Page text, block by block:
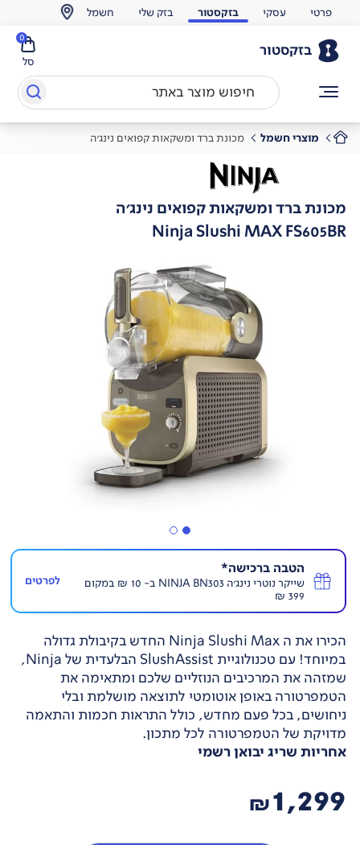
פרטי עסקי בזקסטור בזק שלי חשמל
בזקסטור
סל
0
מוצרי חשמל מכונת ברד ומשקאות קפואים נינג'ה
מכונת ברד ומשקאות קפואים נינג'ה
Ninja Slushi MAX FS605BR
הטבה ברכישה*
שייקר נוטרי נינג'ה NINJA BN303 ב- 10 ₪ במקום
399 ₪
לפרטים
הכירו את ה Ninja Slushi Max החדש בקיבולת גדולה
במיוחד! עם טכנולוגיית SlushAssist הבלעדית של Ninja,
שמזהה את המרכיבים הנוזליים שלכם ומתאימה את
הטמפרטורה באופן אוטומטי לתוצאה מושלמת ובלי
ניחושים, בכל פעם מחדש, כולל התראות חכמות והתאמה
מדויקת של הטמפרטורה לכל מתכון.
אחריות שריג יבואן רשמי
1,299
₪